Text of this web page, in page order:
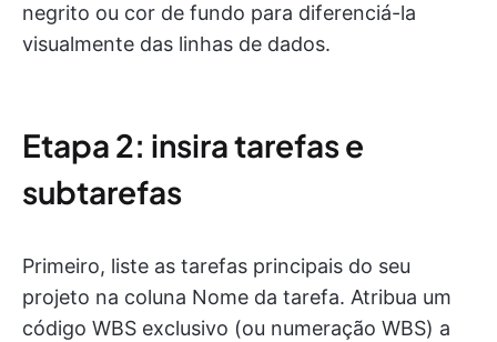
negrito ou cor de fundo para diferenciá-la
visualmente das linhas de dados.
Etapa 2: insira tarefas e
subtarefas
Primeiro, liste as tarefas principais do seu
projeto na coluna Nome da tarefa. Atribua um
código WBS exclusivo (ou numeração WBS) a